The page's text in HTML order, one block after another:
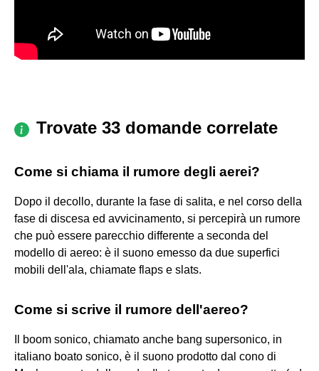
Trovate 33 domande correlate
Come si chiama il rumore degli aerei?
Dopo il decollo, durante la fase di salita, e nel corso della
fase di discesa ed avvicinamento, si percepirà un rumore
che può essere parecchio differente a seconda del
modello di aereo: è il suono emesso da due superfici
mobili dell'ala, chiamate flaps e slats.
Come si scrive il rumore dell'aereo?
Il boom sonico, chiamato anche bang supersonico, in
italiano boato sonico, è il suono prodotto dal cono di